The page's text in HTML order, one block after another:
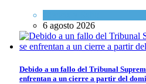
6 agosto 2026
Debido a un fallo del Tribunal
enfrentan a un cierre a partir del